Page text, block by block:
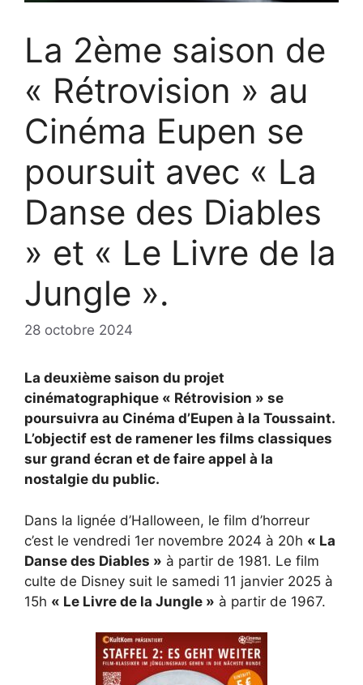
La 2ème saison de
« Rétrovision » au
Cinéma Eupen se
poursuit avec « La
Danse des Diables
» et « Le Livre de la
Jungle ».
28 octobre 2024
La deuxième saison du projet
cinématographique « Rétrovision » se
poursuivra au Cinéma d’Eupen à la Toussaint.
L’objectif est de ramener les films classiques
sur grand écran et de faire appel à la
nostalgie du public.
Dans la lignée d’Halloween, le film d’horreur
c’est le vendredi 1er novembre 2024 à 20h « La
Danse des Diables » à partir de 1981. Le film
culte de Disney suit le samedi 11 janvier 2025 à
15h « Le Livre de la Jungle » à partir de 1967.